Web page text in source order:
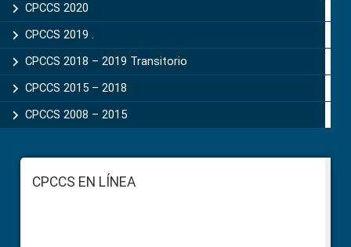
CPCCS 2020
CPCCS 2019 .
CPCCS 2018 – 2019 Transitorio
CPCCS 2015 – 2018
CPCCS 2008 – 2015
FooterCPCCS EN LÍNEA